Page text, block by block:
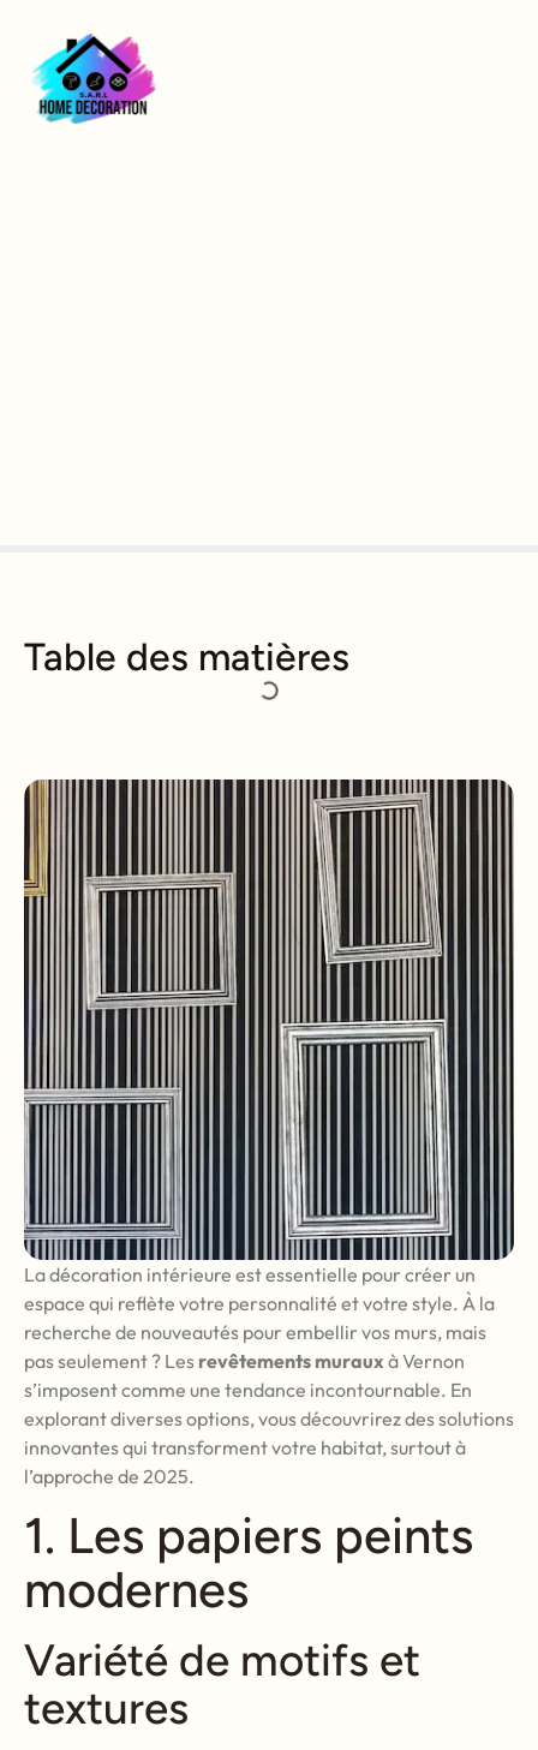
Table des matières
La décoration intérieure est essentielle pour créer un
espace qui reflète votre personnalité et votre style. À la
recherche de nouveautés pour embellir vos murs, mais
pas seulement ? Les revêtements murauxà Vernon
s’imposent comme une tendance incontournable. En
explorant diverses options, vous découvrirez des solutions
innovantes qui transforment votre habitat, surtout à
l’approche de 2025.
1. Les papiers peints
modernes
Variété de motifs et
textures